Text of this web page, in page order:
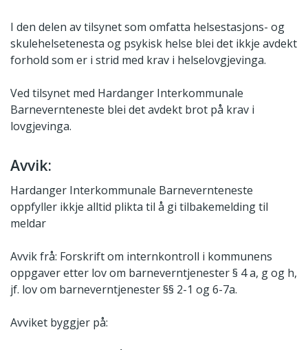
I den delen av tilsynet som omfatta helsestasjons- og
skulehelsetenesta og psykisk helse blei det ikkje avdekt
forhold som er i strid med krav i helselovgjevinga.
Ved tilsynet med Hardanger Interkommunale
Barnevernteneste blei det avdekt brot på krav i
lovgjevinga.
Avvik:
Hardanger Interkommunale Barnevernteneste
oppfyller ikkje alltid plikta til å gi tilbakemelding til
meldar
Avvik frå: Forskrift om internkontroll i kommunens
oppgaver etter lov om barneverntjenester § 4 a, g og h,
jf. lov om barneverntjenester §§ 2-1 og 6-7a.
Avviket byggjer på: